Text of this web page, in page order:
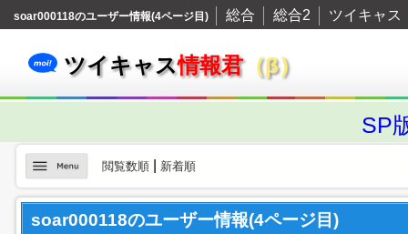
soar000118のユーザー情報(4ページ目) 総合 総合2 ツイキャス
ツイキャス情報君（β）
SP
閲覧数順| 新着順
soar000118のユーザー情報(4ページ目)